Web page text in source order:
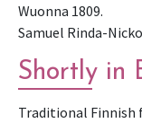
Wuonna 1809.
Samuel Rinda-
Shortly in
Traditional Finnish